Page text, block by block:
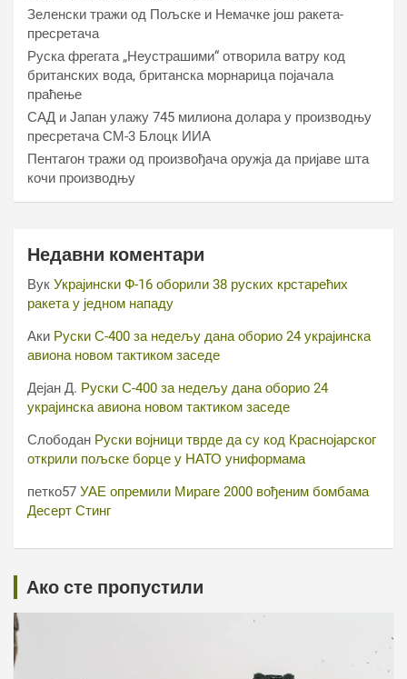
Зеленски тражи од Пољске и Немачке још ракета-
пресретача
Руска фрегата „Неустрашими“ отворила ватру код
британских вода, британска морнарица појачала
праћење
САД и Јапан улажу 745 милиона долара у производњу
пресретача СМ-3 Блоцк ИИА
Пентагон тражи од произвођача оружја да пријаве шта
кочи производњу
Недавни коментари
Вук Украјински Ф-16 оборили 38 руских крстарећих
ракета у једном нападу
Аки Руски С-400 за недељу дана оборио 24 украјинска
авиона новом тактиком заседе
Дејан Д. Руски С-400 за недељу дана оборио 24
украјинска авиона новом тактиком заседе
Слободан Руски војници тврде да су код Краснојарског
открили пољске борце у НАТО униформама
петко57 УАЕ опремили Мираге 2000 вођеним бомбама
Десерт Стинг
Ако сте пропустили